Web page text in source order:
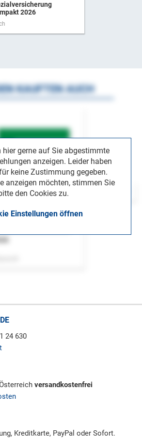
2026
hier gerne auf Sie abgestimmte
anzeigen. Leider haben
keine Zustimmung gegeben.
anzeigen möchten, stimmen Sie
den Cookies zu.
Einstellungen öffnen
KAUFTEN AUCH
24 630
versandkostenfrei
Kreditkarte, PayPal oder Sofort.